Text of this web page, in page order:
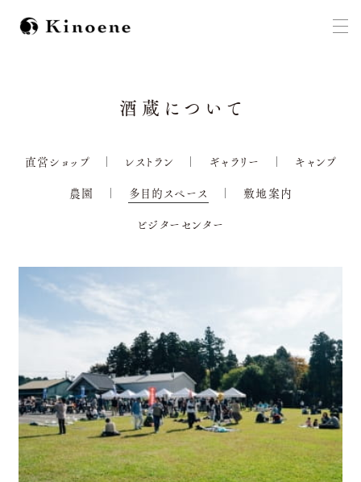
酒蔵について
直営ショップ レストラン ギャラリー
キャンプ
農園
多目的スペース
敷地案内
ビジターセンター